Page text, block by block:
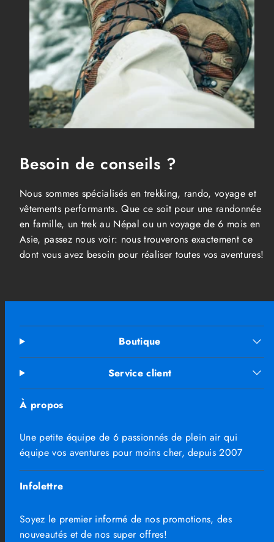
Besoin de conseils ?
Nous sommes spécialisés en trekking, rando, voyage et
vêtements performants. Que ce soit pour une randonnée
en famille, un trek au Népal ou un voyage de 6 mois en
Asie, passez nous voir: nous trouverons exactement ce
dont vous avez besoin pour réaliser toutes vos aventures!
Boutique
Service client
À propos
Une petite équipe de 6 passionnés de plein air qui
équipe vos aventures pour moins cher, depuis 2007
Infolettre
Soyez le premier informé de nos promotions, des
nouveautés et de nos super offres!